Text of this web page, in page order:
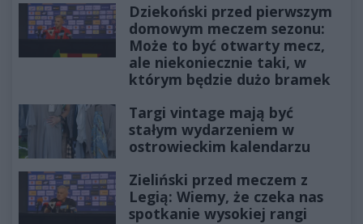
Dziekoński przed pierwszym
domowym meczem sezonu:
Może to być otwarty mecz,
ale niekoniecznie taki, w
którym będzie dużo bramek
Targi vintage mają być
stałym wydarzeniem w
ostrowieckim kalendarzu
Zieliński przed meczem z
Legią: Wiemy, że czeka nas
spotkanie wysokiej rangi